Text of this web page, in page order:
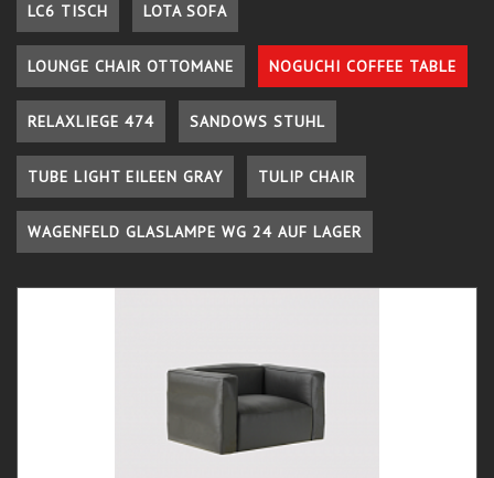
LC6 TISCH LOTA SOFA
LOUNGE CHAIR OTTOMANE NOGUCHI COFFEE TABLE
RELAXLIEGE 474 SANDOWS STUHL
TUBE LIGHT EILEEN GRAY TULIP CHAIR
WAGENFELD GLASLAMPE WG 24 AUF LAGER